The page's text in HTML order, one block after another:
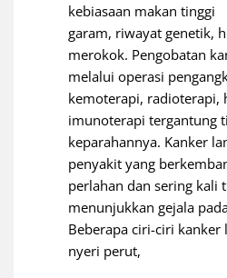
kebiasaan makan tinggi
garam, riwayat genetik,
merokok. Pengobatan
melalui operasi
kemoterapi, radioterapi,
imunoterapi tergantung
keparahannya. Kanker
penyakit yang
perlahan dan sering kali
menunjukkan gejala
Beberapa ciri-ciri
nyeri perut,